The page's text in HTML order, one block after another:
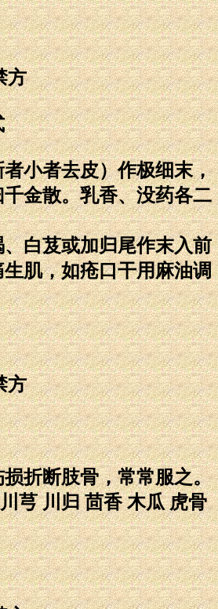
方
小者去皮）作极细末，
金散。乳香、没药各二
白芨或加归尾作末入前
肌，如疮口干用麻油调
方
折断肢骨，常常服之。
芎 川归 茴香 木瓜 虎骨